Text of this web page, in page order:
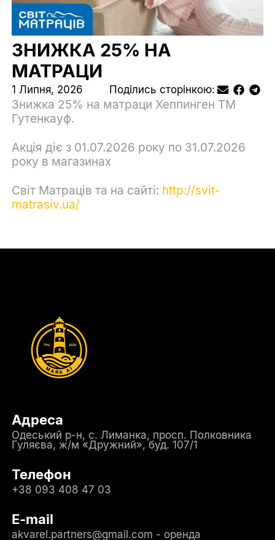
ЗНИЖКА 25% НА
МАТРАЦИ
1 Липня, 2026 Поділись сторінкою:
Знижка 25% на матраци Хеппинген ТМ
Гутенкауф.
Акція діє з 01.07.2026 року по 31.07.2026
року в магазинах
Світ Матраців та на сайті: http://svit-
matrasiv.ua/
Адреса
Одеський р-н, с. Лиманка, просп. Полковника
Гуляєва, ж/м «Дружний», буд. 107/1
Телефон
+38 093 408 47 03
E-mail
akvarel.partners@gmail.com - оренда